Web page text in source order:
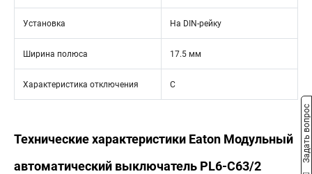
Установка На DIN-рейку
Ширина полюса 17.5 мм
Характеристика отключения C
Технические характеристики Eaton Модульный
автоматический выключатель PL6-C63/2
Задать вопрос